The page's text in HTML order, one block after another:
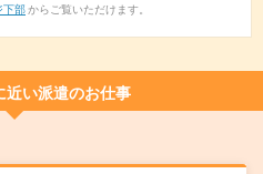
下部 からご覧いただけます。
近い派遣のお仕事